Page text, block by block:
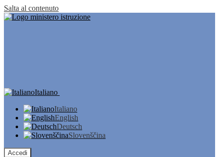
Salta al contenuto
Italiano
Italiano
English
Deutsch
Slovenščina
Accedi